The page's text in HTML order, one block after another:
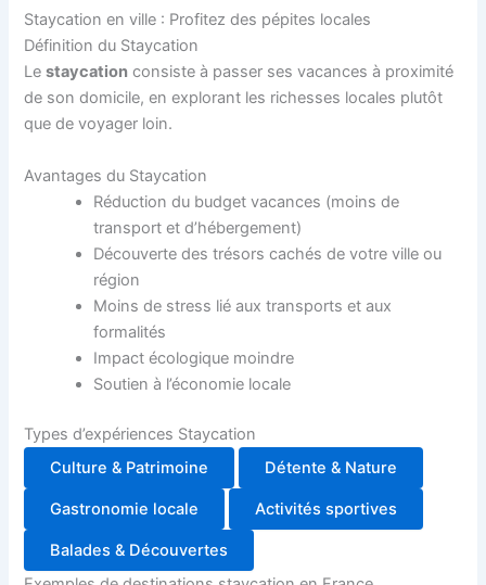
Staycation en ville : Profitez des pépites locales
Définition du Staycation
Lestaycation consiste à passer ses vacances à proximité
de son domicile, en explorant les richesses locales plutôt
que de voyager loin.
Avantages du Staycation
Réduction du budget vacances (moins de
transport et d’hébergement)
Découverte des trésors cachés de votre ville ou
région
Moins de stress lié aux transports et aux
formalités
Impact écologique moindre
Soutien à l’économie locale
Types d’expériences Staycation
Culture & Patrimoine
Détente & Nature
Gastronomie locale Activités sportives
Balades & Découvertes